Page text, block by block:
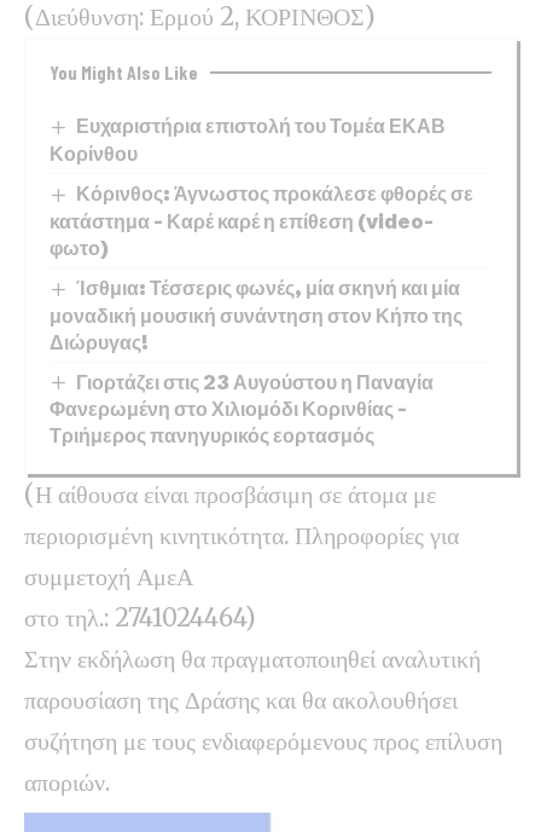
(Διεύθυνση: Ερμού 2, ΚΟΡΙΝΘΟΣ)
You Might Also Like
Ευχαριστήρια επιστολή του Τομέα ΕΚΑΒ
Κορίνθου
Κόρινθος: Άγνωστος προκάλεσε φθορές σε
κατάστημα – Καρέ καρέ η επίθεση (video-
φωτο)
Ίσθμια: Τέσσερις φωνές, μία σκηνή και μία
μοναδική μουσική συνάντηση στον Κήπο της
Διώρυγας!
Γιορτάζει στις 23 Αυγούστου η Παναγία
Φανερωμένη στο Χιλιομόδι Κορινθίας –
Τριήμερος πανηγυρικός εορτασμός
(Η αίθουσα είναι προσβάσιμη σε άτομα με
περιορισμένη κινητικότητα. Πληροφορίες για
συμμετοχή ΑμεΑ
στο τηλ.: 2741024464)
Στην εκδήλωση θα πραγματοποιηθεί αναλυτική
παρουσίαση της Δράσης και θα ακολουθήσει
συζήτηση με τους ενδιαφερόμενους προς επίλυση
αποριών.